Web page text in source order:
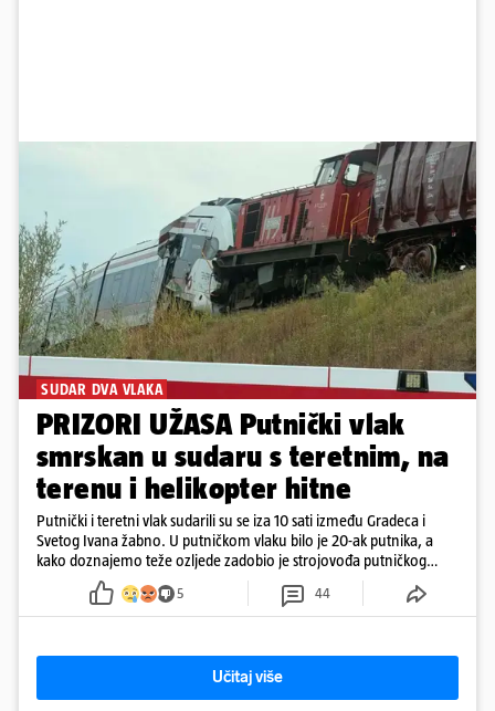
SUDAR DVA VLAKA
PRIZORI UŽASA Putnički vlak
smrskan u sudaru s teretnim, na
terenu i helikopter hitne
Putnički i teretni vlak sudarili su se iza 10 sati između Gradeca i
Svetog Ivana žabno. U putničkom vlaku bilo je 20-ak putnika, a
kako doznajemo teže ozljede zadobio je strojovođa putničkog
vlaka. Zatvoren je promet, a fotoreporteri Prigorskog objavili su
prve snimke s mjesta sudara
5 44
Učitaj više